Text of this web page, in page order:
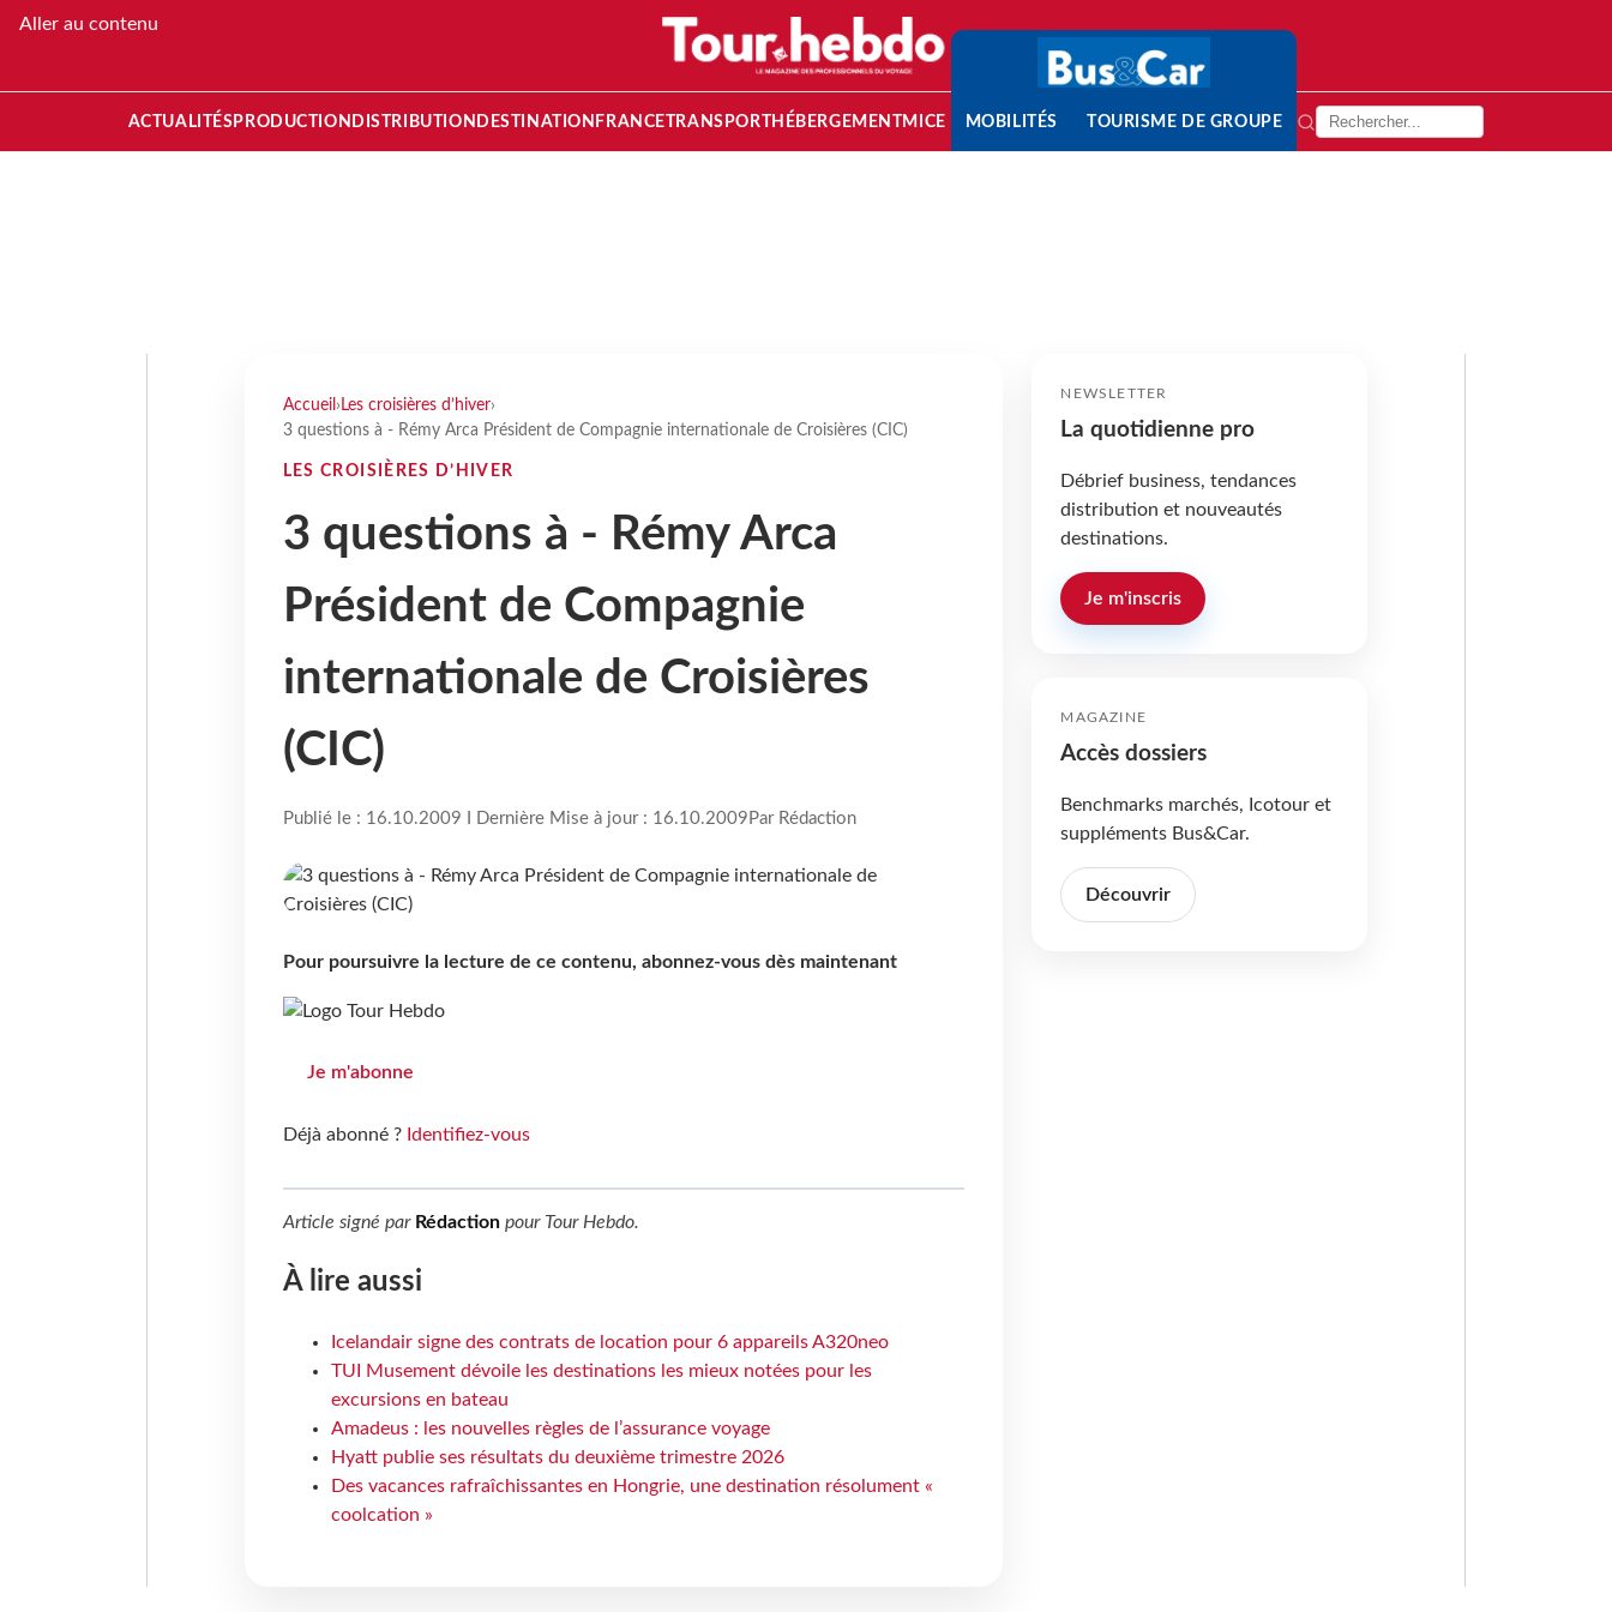
Aller au contenu
ACTUALITÉS PRODUCTION DISTRIBUTION DESTINATION FRANCETRANSPORT HÉBERGEMENTMICE MOBILITÉS TOURISME DE GROUPE
Accueil › Les croisières d’hiver›
3 questions à - Rémy Arca Président de Compagnie internationale de Croisières (CIC)
LES CROISIÈRES D’HIVER
3 questions à - Rémy Arca
Président de Compagnie
internationale de Croisières
(CIC)
Publié le : 16.10.2009 I Dernière Mise à jour : 16.10.2009 Par Rédaction
Pour poursuivre la lecture de ce contenu, abonnez-vous dès maintenant
Je m'abonne
Déjà abonné ? Identifiez-vous
Article signé par Rédactionpour Tour Hebdo.
À lire aussi
Icelandair signe des contrats de location pour 6 appareils A320neo
TUI Musement dévoile les destinations les mieux notées pour les
excursions en bateau
Amadeus : les nouvelles règles de l’assurance voyage
Hyatt publie ses résultats du deuxième trimestre 2026
Des vacances rafraîchissantes en Hongrie, une destination résolument «
coolcation »
NEWSLETTER
La quotidienne pro
Débrief business, tendances
distribution et nouveautés
destinations.
Je m'inscris
MAGAZINE
Accès dossiers
Benchmarks marchés, Icotour et
suppléments Bus&Car.
Découvrir